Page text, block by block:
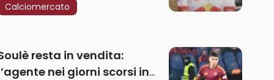
Calciomercato
resta in vendita:
nei giorni scorsi in